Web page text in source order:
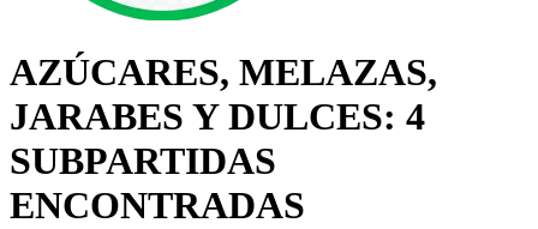
AZÚCARES, MELAZAS,
JARABES Y DULCES: 4
SUBPARTIDAS
ENCONTRADAS